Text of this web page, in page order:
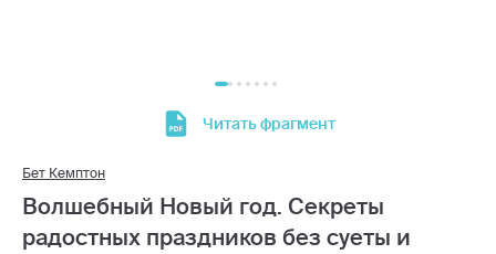
Читать фрагмент
Бет Кемптон
Волшебный Новый год. Секреты
радостных праздников без суеты и